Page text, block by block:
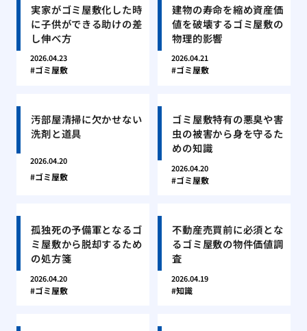
実家がゴミ屋敷化した時
に子供ができる助けの差
し伸べ方
2026.04.23
ゴミ屋敷
建物の寿命を縮め資産価
値を破壊するゴミ屋敷の
物理的影響
2026.04.21
ゴミ屋敷
汚部屋清掃に欠かせない
洗剤と道具
2026.04.20
ゴミ屋敷
ゴミ屋敷特有の悪臭や害
虫の被害から身を守るた
めの知識
2026.04.20
ゴミ屋敷
孤独死の予備軍となるゴ
ミ屋敷から脱却するため
の処方箋
2026.04.20
ゴミ屋敷
不動産売買前に必須とな
るゴミ屋敷の物件価値調
査
2026.04.19
知識